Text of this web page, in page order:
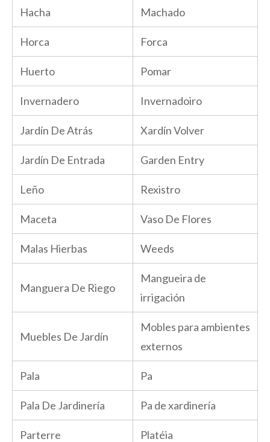
Hacha Machado
Horca Forca
Huerto Pomar
Invernadero Invernadoiro
Jardín De Atrás Xardín Volver
Jardín De Entrada Garden Entry
Leño Rexistro
Maceta Vaso De Flores
Malas Hierbas Weeds
Manguera De Riego
Mangueira de
irrigación
Muebles De Jardín
Mobles para ambientes
externos
Pala Pa
Pala De Jardinería Pa de xardinería
Parterre Platéia